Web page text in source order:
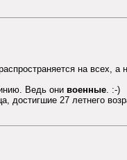
на всех,
Ведь они военные . :-)
достигшие 27 летнего